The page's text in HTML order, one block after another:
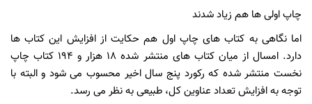
چاپ اولی ها هم زیاد شدند
اما نگاهی به کتاب های چاپ اول هم حکایت از افزایش این کتاب ها
دارد. امسال از میان کتاب های منتشر شده 18 هزار و 194 کتاب چاپ
نخست منتشر شده که رکورد پنج سال اخیر محسوب می شود و البته با
توجه به افزایش تعداد عناوین کل، طبیعی به نظر می رسد.